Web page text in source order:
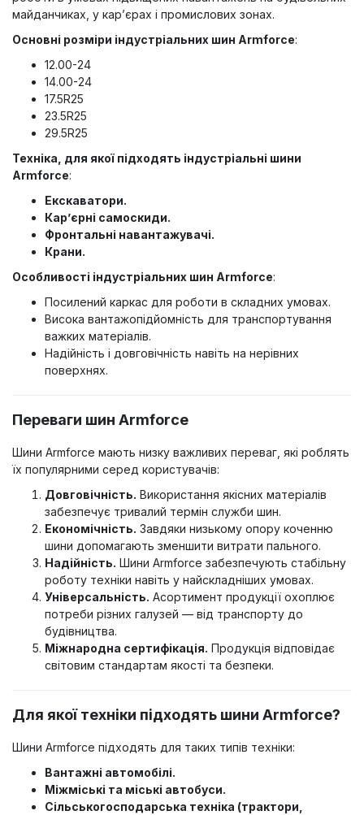
майданчиках, у кар’єрах і промислових зонах.
Основні розміри індустріальних шин Armforce:
12.00-24
14.00-24
17.5R25
23.5R25
29.5R25
Техніка, для якої підходять індустріальні шини
Armforce:
Екскаватори.
Кар’єрні самоскиди.
Фронтальні навантажувачі.
Крани.
Особливості індустріальних шин Armforce:
Посилений каркас для роботи в складних умовах.
Висока вантажопідйомність для транспортування
важких матеріалів.
Надійність і довговічність навіть на нерівних
поверхнях.
Переваги шин Armforce
Шини Armforce мають низку важливих переваг, які роблять
їх популярними серед користувачів:
Довговічність. Використання якісних матеріалів
забезпечує тривалий термін служби шин.
Економічність. Завдяки низькому опору коченню
шини допомагають зменшити витрати пального.
Надійність. Шини Armforce забезпечують стабільну
роботу техніки навіть у найскладніших умовах.
Універсальність. Асортимент продукції охоплює
потреби різних галузей — від транспорту до
будівництва.
Міжнародна сертифікація. Продукція відповідає
світовим стандартам якості та безпеки.
Для якої техніки підходять шини Armforce?
Шини Armforce підходять для таких типів техніки:
Вантажні автомобілі.
Міжміські та міські автобуси.
Сільськогосподарська техніка (трактори,